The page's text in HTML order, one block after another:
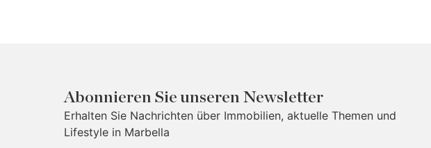
Abonnieren Sie unseren Newsletter
Erhalten Sie Nachrichten über Immobilien, aktuelle Themen und
Lifestyle in Marbella